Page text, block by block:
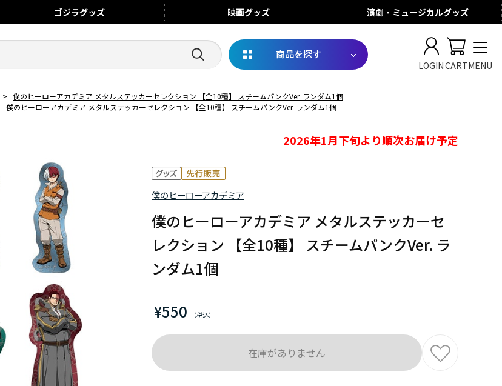
ゴジラグッズ 映画グッズ 演劇・ミュージカルグッズ
商品を探す
LOGINCARTMENU
> 僕のヒーローアカデミア メタルステッカーセレクション 【全10種】 スチームパンクVer. ランダム1個
僕のヒーローアカデミア メタルステッカーセレクション 【全10種】 スチームパンクVer. ランダム1個
2026年1月下旬より順次お届け予定
僕のヒーローアカデミア
僕のヒーローアカデミア メタルステッカーセ
レクション 【全10種】 スチームパンクVer. ラ
ンダム1個
¥550
在庫がありません